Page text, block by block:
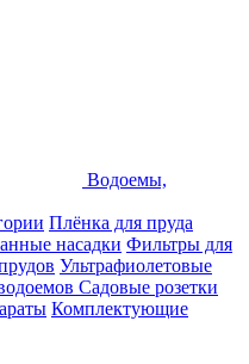
Водоемы,
Плёнка для пруда
насадки Фильтры для
Ультрафиолетовые
Садовые розетки
Комплектующие